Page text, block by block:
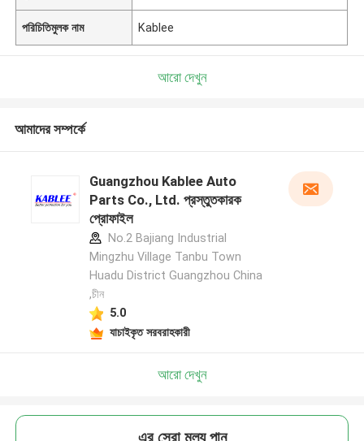
পরিচিতিমুলক নাম Kablee
আরো দেখুন
আমাদের সম্পর্কে
Guangzhou Kablee Auto
Parts Co., Ltd. প্রস্তুতকারক
প্রোফাইল
No.2 Bajiang Industrial
Mingzhu Village Tanbu Town
Huadu District Guangzhou China
,চীন
5.0
যাচাইকৃত সরবরাহকারী
আরো দেখুন